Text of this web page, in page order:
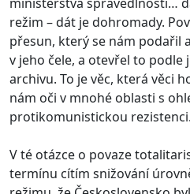
režim – dát je dohromady.
přesun, který se nám podařil
v jeho čele, a otevřel to podle
archivu. To je věc, která věci
nám oči v mnohé oblasti s
protikomunistickou rezistenci.
V té otázce o povaze
termínu cítím snižování